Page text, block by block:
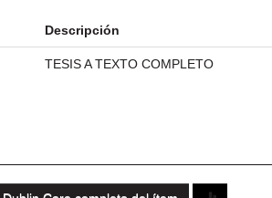
Descripción
TESIS A TEXTO COMPLETO